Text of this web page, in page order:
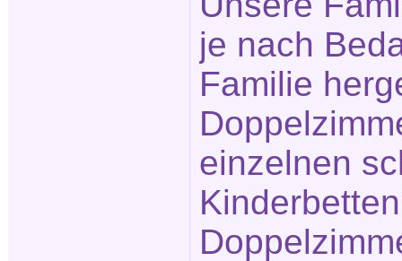
je nach
Familie
einzelnen